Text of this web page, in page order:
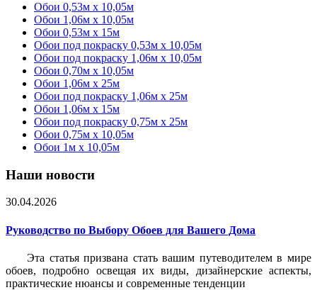
Обои 0,53м x 10,05м
Обои 1,06м х 10,05м
Обои 0,53м x 15м
Обои под покраску 0,53м x 10,05м
Обои под покраску 1,06м х 10,05м
Обои 0,70м x 10,05м
Обои 1,06м x 25м
Обои под покраску 1,06м x 25м
Обои 1,06м x 15м
Обои под покраску 0,75м x 25м
Обои 0,75м x 10,05м
Обои 1м х 10,05м
Наши новости
30.04.2026
Руководство по Выбору Обоев для Вашего Дома
Эта статья призвана стать вашим путеводителем в мире
обоев, подробно освещая их виды, дизайнерские аспекты,
практические нюансы и современные тенденции